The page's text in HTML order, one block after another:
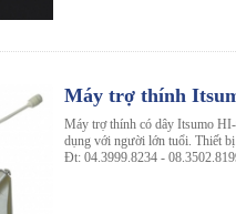
Máy trợ thính
Máy trợ thính có dây Itsumo
dụng với người lớn tuổi. Thiết
Đt: 04.3999.8234 -